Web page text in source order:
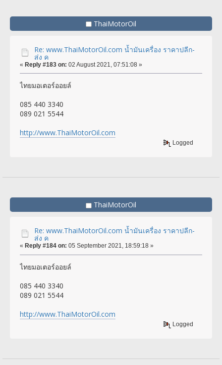
ThaiMotorOil
Re: www.ThaiMotorOil.com น้ำมันเครื่อง ราคาปลีก-
ส่ง ค
« Reply #183 on: 02 August 2021, 07:51:08 »
ไทยมอเตอร์ออยล์
085 440 3340
089 021 5544
http://www.ThaiMotorOil.com
Logged
ThaiMotorOil
Re: www.ThaiMotorOil.com น้ำมันเครื่อง ราคาปลีก-
ส่ง ค
« Reply #184 on: 05 September 2021, 18:59:18 »
ไทยมอเตอร์ออยล์
085 440 3340
089 021 5544
http://www.ThaiMotorOil.com
Logged